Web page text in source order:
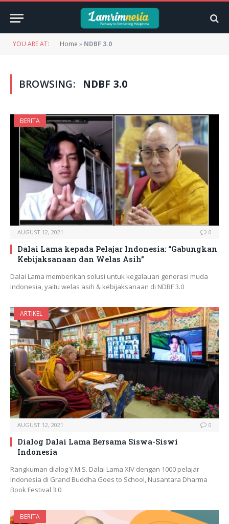
YOU ARE AT: Home » NDBF 3.0
BROWSING: NDBF 3.0
BERITA
AUGUST 12, 2021 0
Dalai Lama kepada Pelajar Indonesia: “Gabungkan
Kebijaksanaan dan Welas Asih”
Dalai Lama memberikan solusi untuk kegalauan generasi muda
Indonesia, yaitu welas asih & kebijaksanaan di NDBF 3.0
ARTIKEL
AUGUST 12, 2021 0
Dialog Dalai Lama Bersama Siswa-Siswi
Indonesia
Rangkuman dialog Y.M.S. Dalai Lama XIV dengan 1000 pelajar
Indonesia di Grand Buddha Goes to School, Nusantara Dharma
Book Festival 3.0
BERITA